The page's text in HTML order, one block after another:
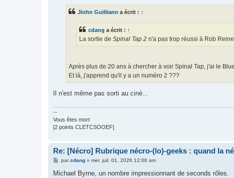
Jiohn Guilliann a écrit : ↑
cdang a écrit : ↑
La sortie de Spinal Tap 2 n'a pas trop réussi à Rob
Après plus de 20 ans à chercher à voir Spinal Tap, j'ai le
Et là, j'apprend qu'il y a un numéro 2 ???
Il n'est même pas sorti au ciné...
--
Vous êtes mort
[2 points CLETCSOOEF]
Re: [Nécro] Rubrique nécro-(lo)-geeks : quand la
M
s
parcdang» mer. juil. 01, 2026 12:06 am
Michael Byrne, un nombre impressionnant de seconds rôles.